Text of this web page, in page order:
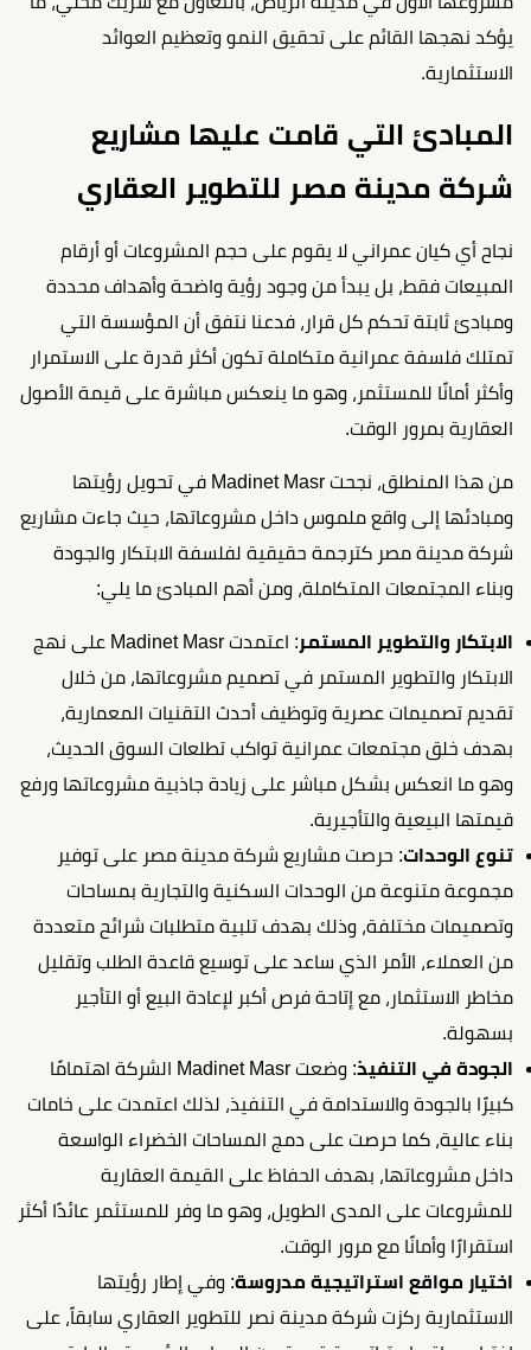
يؤكد نهجها القائم على تحقيق النمو وتعظيم العوائد
الاستثمارية.
المبادئ التي قامت عليها مشاريع
شركة مدينة مصر للتطوير العقاري
نجاح أي كيان عمراني لا يقوم على حجم المشروعات أو أرقام
المبيعات فقط، بل يبدأ من وجود رؤية واضحة وأهداف محددة
ومبادئ ثابتة تحكم كل قرار، فدعنا نتفق أن المؤسسة التي
تمتلك فلسفة عمرانية متكاملة تكون أكثر قدرة على الاستمرار
وأكثر أمانًا للمستثمر، وهو ما ينعكس مباشرة على قيمة الأصول
العقارية بمرور الوقت.
من هذا المنطلق، نجحت Madinet Masr في تحويل رؤيتها
ومبادئها إلى واقع ملموس داخل مشروعاتها، حيث جاءت مشاريع
شركة مدينة مصر كترجمة حقيقية لفلسفة الابتكار والجودة
وبناء المجتمعات المتكاملة، ومن أهم المبادئ ما يلي:
الابتكار والتطوير المستمر
: اعتمدت Madinet Masr على نهج
الابتكار والتطوير المستمر في تصميم مشروعاتها، من خلال
تقديم تصميمات عصرية وتوظيف أحدث التقنيات المعمارية،
بهدف خلق مجتمعات عمرانية تواكب تطلعات السوق الحديث،
وهو ما انعكس بشكل مباشر على زيادة جاذبية مشروعاتها ورفع
قيمتها البيعية والتأجيرية.
تنوع الوحدات: حرصت مشاريع شركة مدينة مصر على توفير
مجموعة متنوعة من الوحدات السكنية والتجارية بمساحات
وتصميمات مختلفة، وذلك بهدف تلبية متطلبات شرائح متعددة
من العملاء، الأمر الذي ساعد على توسيع قاعدة الطلب وتقليل
مخاطر الاستثمار، مع إتاحة فرص أكبر لإعادة البيع أو التأجير
بسهولة.
الجودة في التنفيذ
: وضعت Madinet Masr الشركة اهتمامًا
كبيرًا بالجودة والاستدامة في التنفيذ، لذلك اعتمدت على خامات
بناء عالية، كما حرصت على دمج المساحات الخضراء الواسعة
داخل مشروعاتها، بهدف الحفاظ على القيمة العقارية
للمشروعات على المدى الطويل، وهو ما وفر للمستثمر عائدًا أكثر
استقرارًا وأمانًا مع مرور الوقت.
اختيار مواقع استراتيجية مدروسة: وفي إطار رؤيتها
الاستثمارية ركزت شركة مدينة نصر للتطوير العقاري سابقاً، على